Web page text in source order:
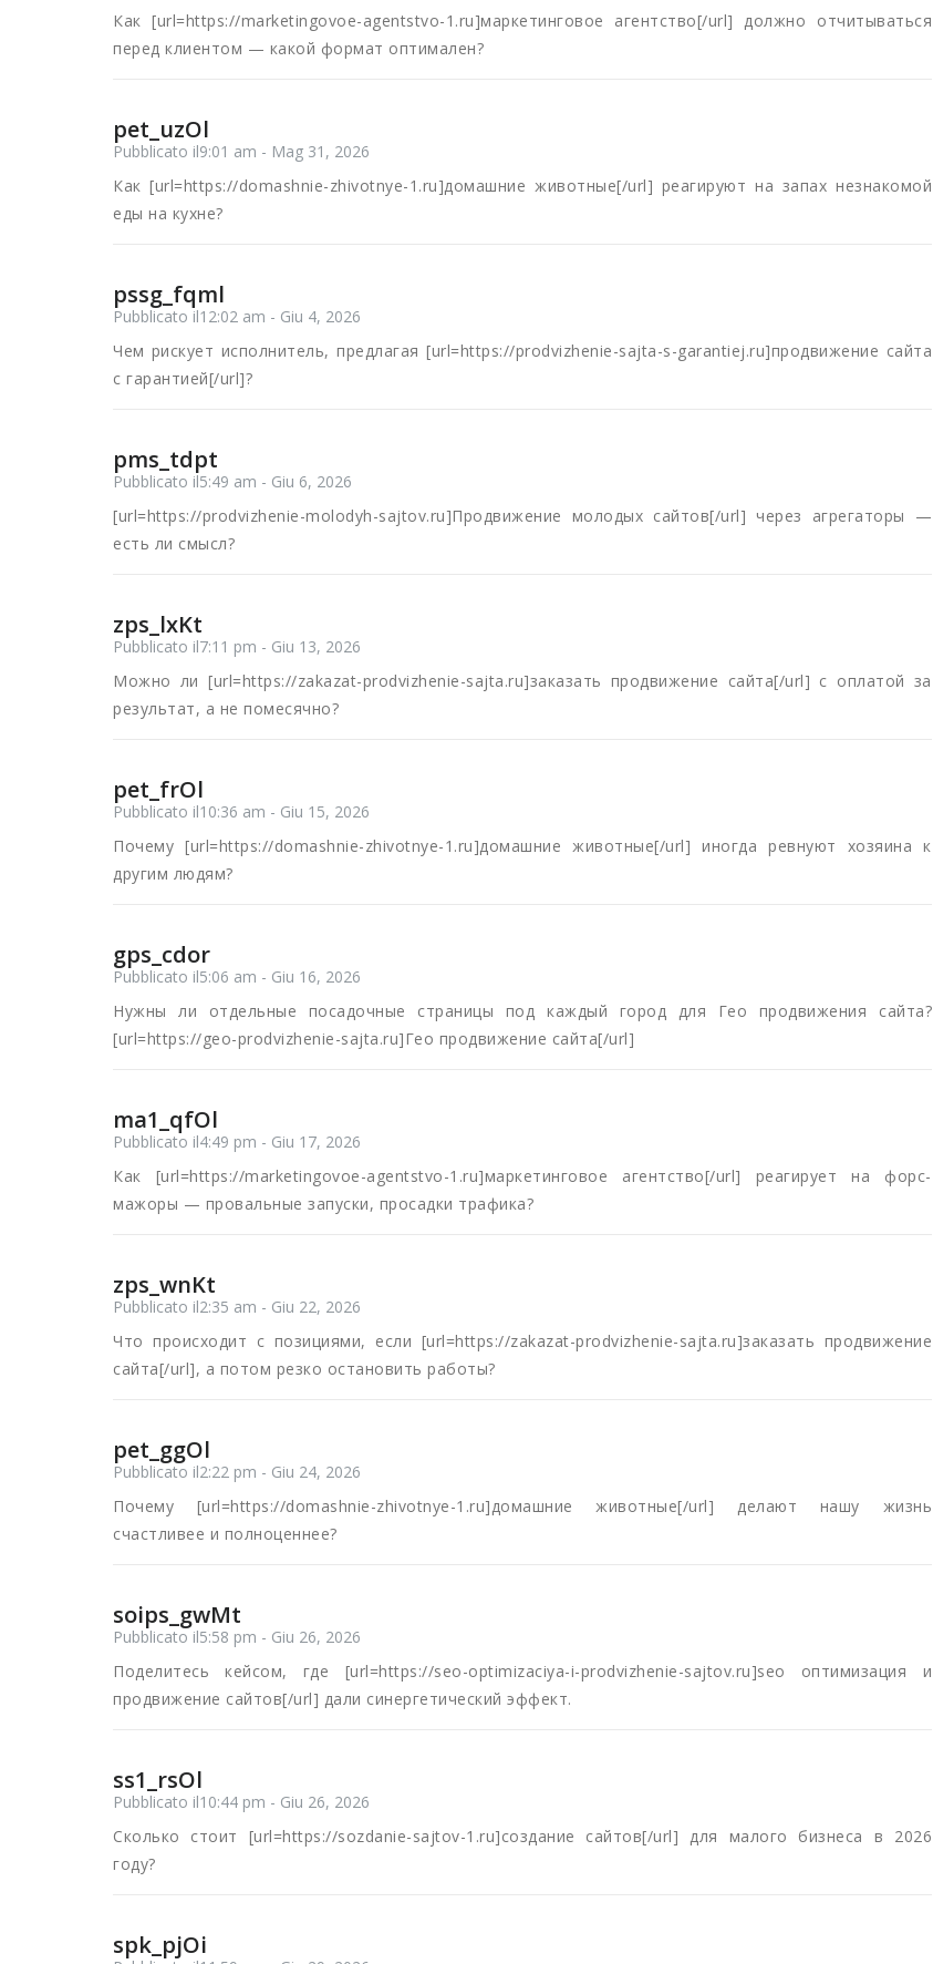
Как [url=https://marketingovoe-agentstvo-1.ru]маркетинговое агентство[/url] должно отчитываться
перед клиентом — какой формат оптимален?
pet_uzOl
Pubblicato il9:01 am - Mag 31, 2026
Как [url=https://domashnie-zhivotnye-1.ru]домашние животные[/url] реагируют на запах незнакомой
еды на кухне?
pssg_fqml
Pubblicato il12:02 am - Giu 4, 2026
Чем рискует исполнитель, предлагая [url=https://prodvizhenie-sajta-s-garantiej.ru]продвижение сайта
с гарантией[/url]?
pms_tdpt
Pubblicato il5:49 am - Giu 6, 2026
[url=https://prodvizhenie-molodyh-sajtov.ru]Продвижение молодых сайтов[/url] через агрегаторы —
есть ли смысл?
zps_lxKt
Pubblicato il7:11 pm - Giu 13, 2026
Можно ли [url=https://zakazat-prodvizhenie-sajta.ru]заказать продвижение сайта[/url] с оплатой за
результат, а не помесячно?
pet_frOl
Pubblicato il10:36 am - Giu 15, 2026
Почему [url=https://domashnie-zhivotnye-1.ru]домашние животные[/url] иногда ревнуют хозяина к
другим людям?
gps_cdor
Pubblicato il5:06 am - Giu 16, 2026
Нужны ли отдельные посадочные страницы под каждый город для Гео продвижения сайта?
[url=https://geo-prodvizhenie-sajta.ru]Гео продвижение сайта[/url]
ma1_qfOl
Pubblicato il4:49 pm - Giu 17, 2026
Как [url=https://marketingovoe-agentstvo-1.ru]маркетинговое агентство[/url] реагирует на форс-
мажоры — провальные запуски, просадки трафика?
zps_wnKt
Pubblicato il2:35 am - Giu 22, 2026
Что происходит с позициями, если [url=https://zakazat-prodvizhenie-sajta.ru]заказать продвижение
сайта[/url], а потом резко остановить работы?
pet_ggOl
Pubblicato il2:22 pm - Giu 24, 2026
Почему [url=https://domashnie-zhivotnye-1.ru]домашние животные[/url] делают нашу жизнь
счастливее и полноценнее?
soips_gwMt
Pubblicato il5:58 pm - Giu 26, 2026
Поделитесь кейсом, где [url=https://seo-optimizaciya-i-prodvizhenie-sajtov.ru]seo оптимизация и
продвижение сайтов[/url] дали синергетический эффект.
ss1_rsOl
Pubblicato il10:44 pm - Giu 26, 2026
Сколько стоит [url=https://sozdanie-sajtov-1.ru]создание сайтов[/url] для малого бизнеса в 2026
году?
spk_pjOi